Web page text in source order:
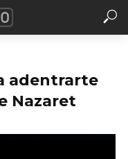
adentrarte
Nazaret